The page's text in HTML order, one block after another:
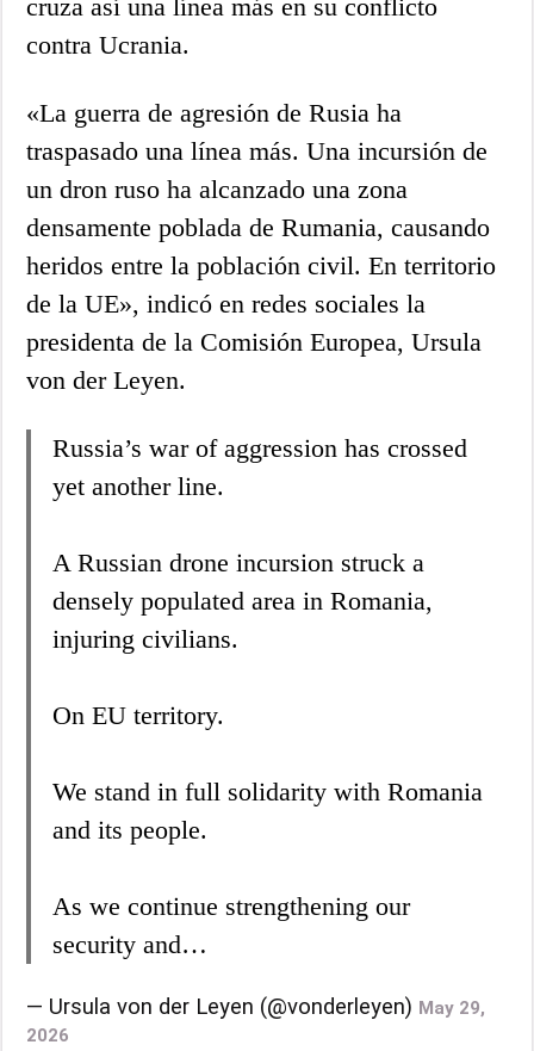
cruza así una línea más en su conflicto
contra Ucrania.
«La guerra de agresión de Rusia ha
traspasado una línea más. Una incursión de
un dron ruso ha alcanzado una zona
densamente poblada de Rumania, causando
heridos entre la población civil. En territorio
de la UE», indicó en redes sociales la
presidenta de la Comisión Europea, Ursula
von der Leyen.
Russia’s war of aggression has crossed
yet another line.
A Russian drone incursion struck a
densely populated area in Romania,
injuring civilians.
On EU territory.
We stand in full solidarity with Romania
and its people.
As we continue strengthening our
security and…
— Ursula von der Leyen (@vonderleyen) May 29,
2026